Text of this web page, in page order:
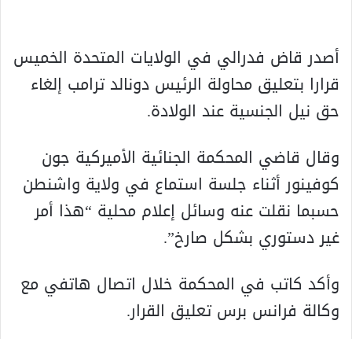
أصدر قاض فدرالي في الولايات المتحدة الخميس
قرارا بتعليق محاولة الرئيس دونالد ترامب إلغاء
حق نيل الجنسية عند الولادة.
وقال قاضي المحكمة الجنائية الأميركية جون
كوفينور أثناء جلسة استماع في ولاية واشنطن
حسبما نقلت عنه وسائل إعلام محلية “هذا أمر
غير دستوري بشكل صارخ”.
وأكد كاتب في المحكمة خلال اتصال هاتفي مع
وكالة فرانس برس تعليق القرار.